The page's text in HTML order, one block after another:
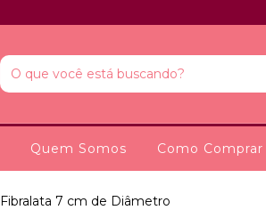
Quem Somos Como Comprar
Fibralata 7 cm de Diâmetro